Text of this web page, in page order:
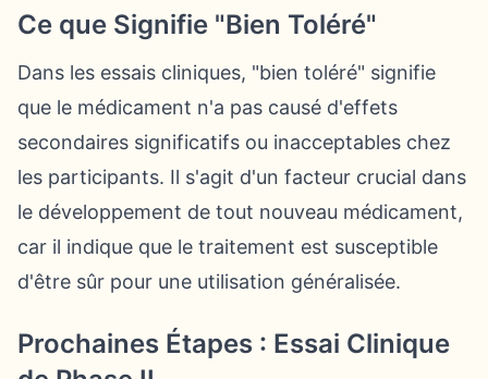
Ce que Signifie "Bien Toléré"
Dans les essais cliniques, "bien toléré" signifie
que le médicament n'a pas causé d'effets
secondaires significatifs ou inacceptables chez
les participants. Il s'agit d'un facteur crucial dans
le développement de tout nouveau médicament,
car il indique que le traitement est susceptible
d'être sûr pour une utilisation généralisée.
Prochaines Étapes : Essai Clinique